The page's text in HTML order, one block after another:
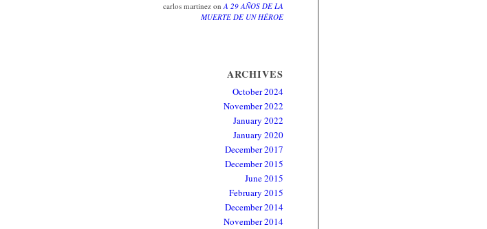
carlos martinezonA 29 AÑOS DE LA
MUERTE DE UN HÉROE
ARCHIVES
October 2024
November 2022
January 2022
January 2020
December 2017
December 2015
June 2015
February 2015
December 2014
November 2014